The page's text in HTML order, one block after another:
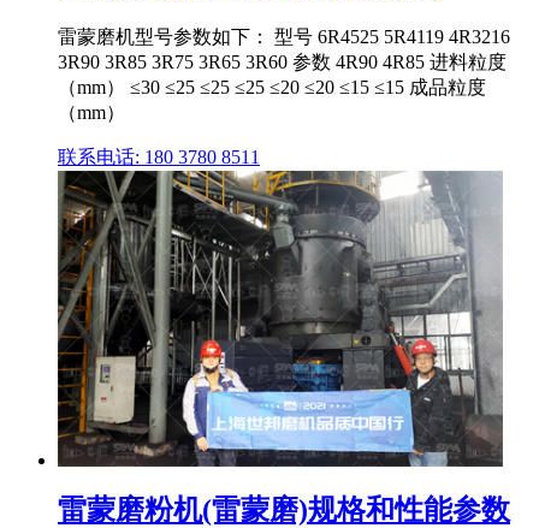
雷蒙磨机型号参数如下： 型号 6R4525 5R4119 4R3216
3R90 3R85 3R75 3R65 3R60 参数 4R90 4R85 进料粒度
（mm） ≤30 ≤25 ≤25 ≤25 ≤20 ≤20 ≤15 ≤15 成品粒度
（mm）
联系电话: 180 3780 8511
雷蒙磨粉机(雷蒙磨)规格和性能参数